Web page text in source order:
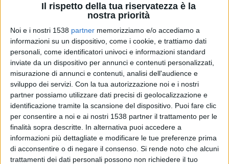
Il rispetto della tua riservatezza è la
nostra priorità
Noi e i nostri 1538 partner memorizziamo e/o accediamo a
informazioni su un dispositivo, come i cookie, e trattiamo dati
personali, come identificatori univoci e informazioni standard
inviate da un dispositivo per annunci e contenuti personalizzati,
misurazione di annunci e contenuti, analisi dell'audience e
sviluppo dei servizi. Con la tua autorizzazione noi e i nostri
partner possiamo utilizzare dati precisi di geolocalizzazione e
identificazione tramite la scansione del dispositivo. Puoi fare clic
per consentire a noi e ai nostri 1538 partner il trattamento per le
finalità sopra descritte. In alternativa puoi accedere a
informazioni più dettagliate e modificare le tue preferenze prima
di acconsentire o di negare il consenso. Si rende noto che alcuni
trattamenti dei dati personali possono non richiedere il tuo